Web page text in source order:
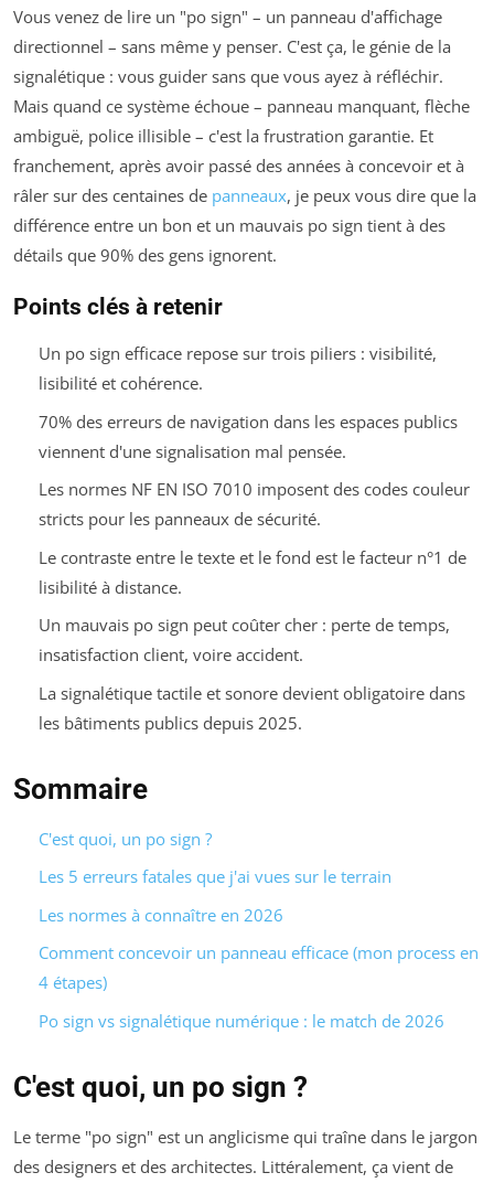
Vous venez de lire un "po sign" – un panneau d'affichage
directionnel – sans même y penser. C'est ça, le génie de la
signalétique : vous guider sans que vous ayez à réfléchir.
Mais quand ce système échoue – panneau manquant, flèche
ambiguë, police illisible – c'est la frustration garantie. Et
franchement, après avoir passé des années à concevoir et à
râler sur des centaines de panneaux, je peux vous dire que la
différence entre un bon et un mauvais po sign tient à des
détails que 90% des gens ignorent.
Points clés à retenir
Un po sign efficace repose sur trois piliers : visibilité,
lisibilité et cohérence.
70% des erreurs de navigation dans les espaces publics
viennent d'une signalisation mal pensée.
Les normes NF EN ISO 7010 imposent des codes couleur
stricts pour les panneaux de sécurité.
Le contraste entre le texte et le fond est le facteur n°1 de
lisibilité à distance.
Un mauvais po sign peut coûter cher : perte de temps,
insatisfaction client, voire accident.
La signalétique tactile et sonore devient obligatoire dans
les bâtiments publics depuis 2025.
Sommaire
C'est quoi, un po sign ?
Les 5 erreurs fatales que j'ai vues sur le terrain
Les normes à connaître en 2026
Comment concevoir un panneau efficace (mon process en
4 étapes)
Po sign vs signalétique numérique : le match de 2026
C'est quoi, un po sign ?
Le terme "po sign" est un anglicisme qui traîne dans le jargon
des designers et des architectes. Littéralement, ça vient de